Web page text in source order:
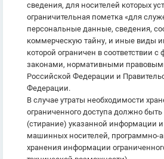
сведения, для носителей которых
ограничительная пометка «для
персональные данные, сведения,
коммерческую тайну, и иные виды
которой ограничен в соответствии
законами, нормативными
Российской Федерации и
Федерации.
В случае утраты необходимости
ограниченного доступа должно
(стирание) указанной информации
машинных носителей, программно-
хранения информации